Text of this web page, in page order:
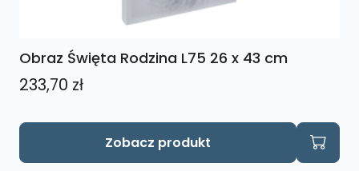
Obraz Święta Rodzina L75 26 x 43 cm
233,70 zł
Zobacz produkt